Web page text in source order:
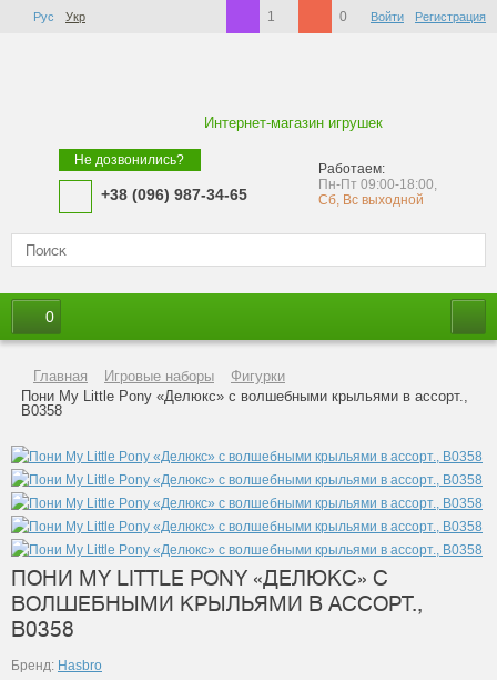
1 0 Войти Регистрация
Рус Укр
Интернет-магазин игрушек
Не дозвонились?
+38 (096) 987-34-65
Работаем:
Пн-Пт 09:00-18:00,
Сб, Вс выходной
0
Главная Игровые наборы
Фигурки
Пони My Little Pony «Делюкс» с волшебными крыльями в ассорт.,
B0358
ПОНИ MY LITTLE PONY «ДЕЛЮКС» С
ВОЛШЕБНЫМИ КРЫЛЬЯМИ В АССОРТ.,
B0358
Бренд: Hasbro